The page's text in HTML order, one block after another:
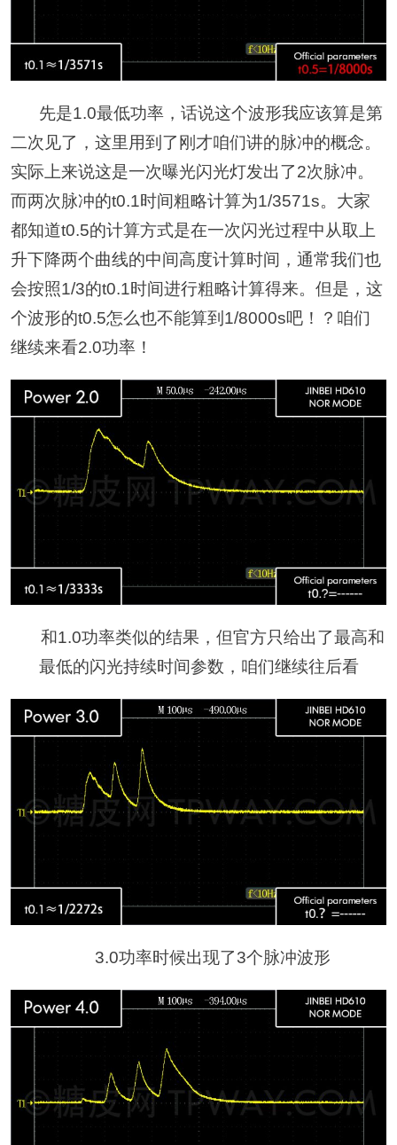
先是1.0最低功率，话说这个波形我应该算是第
二次见了，这里用到了刚才咱们讲的脉冲的概念。
实际上来说这是一次曝光闪光灯发出了2次脉冲。
而两次脉冲的t0.1时间粗略计算为1/3571s。大家
都知道t0.5的计算方式是在一次闪光过程中从取上
升下降两个曲线的中间高度计算时间，通常我们也
会按照1/3的t0.1时间进行粗略计算得来。但是，这
个波形的t0.5怎么也不能算到1/8000s吧！？咱们
继续来看2.0功率！
和1.0功率类似的结果，但官方只给出了最高和
最低的闪光持续时间参数，咱们继续往后看
3.0功率时候出现了3个脉冲波形